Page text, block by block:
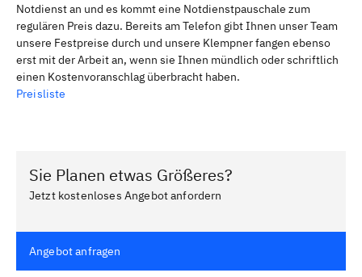
Notdienst an und es kommt eine Notdienstpauschale zum
regulären Preis dazu. Bereits am Telefon gibt Ihnen unser Team
unsere Festpreise durch und unsere Klempner fangen ebenso
erst mit der Arbeit an, wenn sie Ihnen mündlich oder schriftlich
einen Kostenvoranschlag überbracht haben.
Preisliste
Sie Planen etwas Größeres?
Jetzt kostenloses Angebot anfordern
Angebot anfragen